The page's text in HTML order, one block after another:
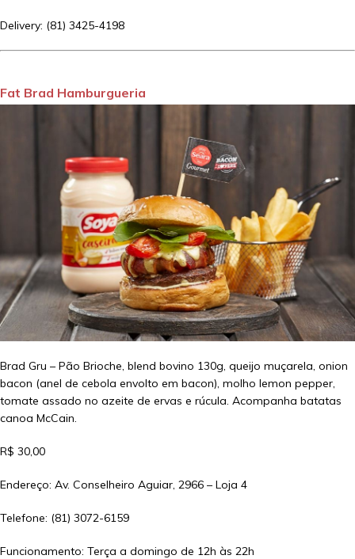
Delivery: (81) 3425-4198
Fat Brad Hamburgueria
Brad Gru – Pão Brioche, blend bovino 130g, queijo muçarela, onion
bacon (anel de cebola envolto em bacon), molho lemon pepper,
tomate assado no azeite de ervas e rúcula. Acompanha batatas
canoa McCain.
R$ 30,00
Endereço: Av. Conselheiro Aguiar, 2966 – Loja 4
Telefone: (81) 3072-6159
Funcionamento: Terça a domingo de 12h às 22h